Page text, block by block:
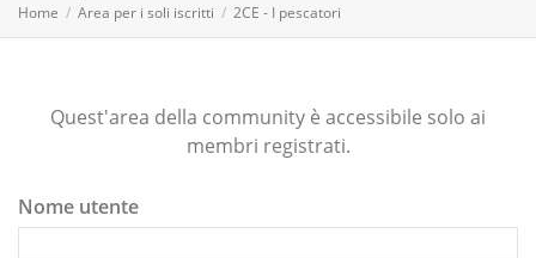
Home Area per i soli iscritti 2CE - I pescatori
Quest'area della community è accessibile solo ai
membri registrati.
Nome utente